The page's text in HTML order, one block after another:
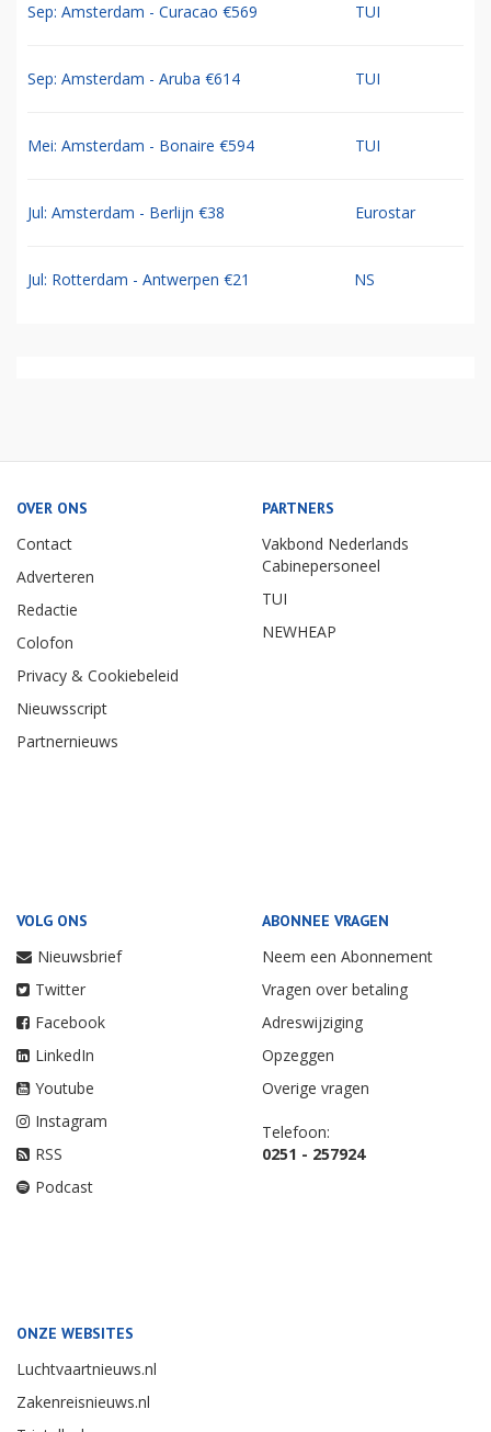
Sep: Amsterdam - Curacao €569 TUI
Sep: Amsterdam - Aruba €614 TUI
Mei: Amsterdam - Bonaire €594 TUI
Jul: Amsterdam - Berlijn €38 Eurostar
Jul: Rotterdam - Antwerpen €21 NS
OVER ONS
Contact
Adverteren
Redactie
Colofon
Privacy & Cookiebeleid
Nieuwsscript
Partnernieuws
PARTNERS
Vakbond Nederlands
Cabinepersoneel
TUI
NEWHEAP
VOLG ONS
Nieuwsbrief
Twitter
Facebook
LinkedIn
Youtube
Instagram
RSS
Podcast
ABONNEE VRAGEN
Neem een Abonnement
Vragen over betaling
Adreswijziging
Opzeggen
Overige vragen
Telefoon:
0251 - 257924
ONZE WEBSITES
Luchtvaartnieuws.nl
Zakenreisnieuws.nl